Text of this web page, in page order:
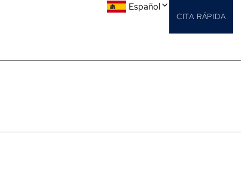
CITA RÁPIDA
Español